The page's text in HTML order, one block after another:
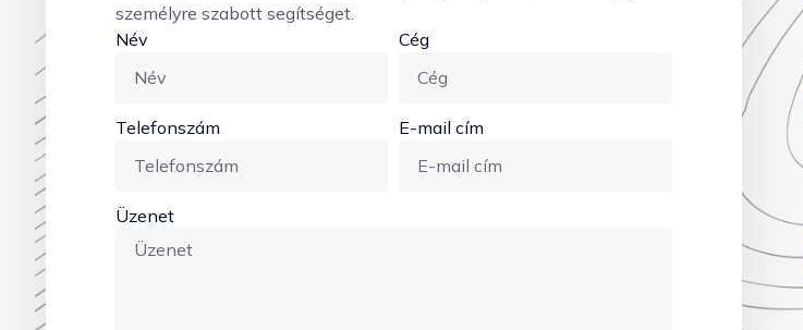
személyre szabott segítséget.
Név
Cég
Telefonszám E-mail cím
Üzenet